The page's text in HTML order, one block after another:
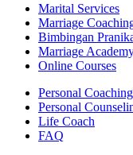
Marital Services
Marriage
Bimbingan
Marriage
Online Courses
Personal
Personal
Life Coach
FAQ